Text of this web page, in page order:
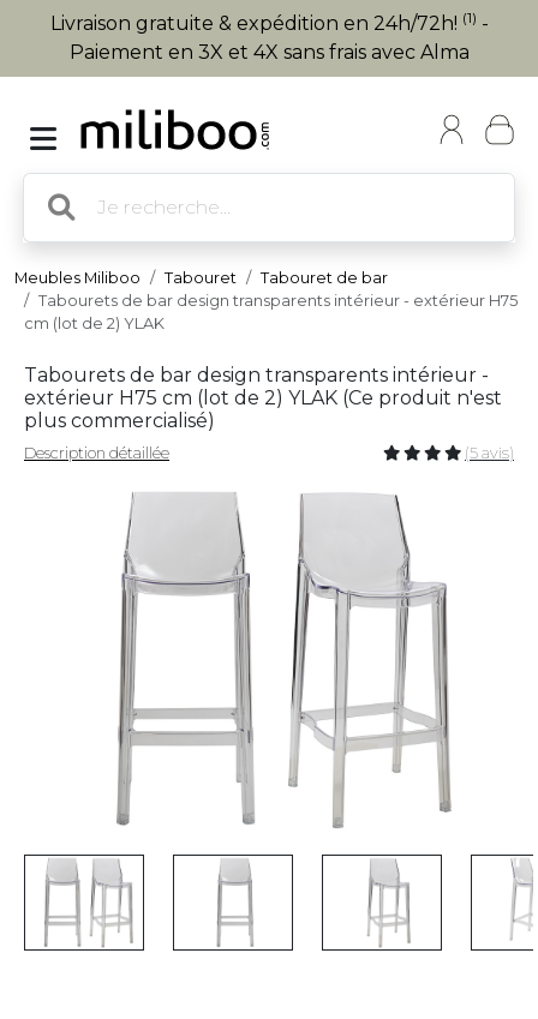
Livraison gratuite & expédition en 24h/72h! (1) -
Paiement en 3X et 4X sans frais avec Alma
Meubles Miliboo Tabouret
Tabouret de bar
Tabourets de bar design transparents intérieur - extérieur H75
cm (lot de 2) YLAK
Tabourets de bar design transparents intérieur -
extérieur H75 cm (lot de 2) YLAK (Ce produit n'est
plus commercialisé)
Description détaillée (5 avis)